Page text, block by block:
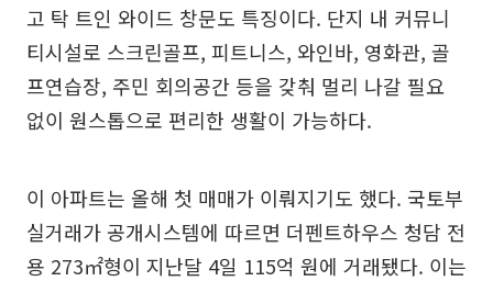
고 탁 트인 와이드 창문도 특징이다. 단지 내 커뮤니
티시설로 스크린골프, 피트니스, 와인바, 영화관, 골
프연습장, 주민 회의공간 등을 갖춰 멀리 나갈 필요
없이 원스톱으로 편리한 생활이 가능하다.
이 아파트는 올해 첫 매매가 이뤄지기도 했다. 국토부
실거래가 공개시스템에 따르면 더펜트하우스 청담 전
용 273㎡형이 지난달 4일 115억 원에 거래됐다. 이는